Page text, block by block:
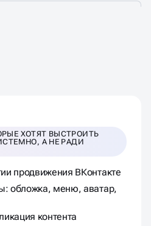
ХОТЯТ ВЫСТРОИТЬ
А НЕ РАДИ
продвижения ВКонтакте
обложка, меню, аватар,
контента